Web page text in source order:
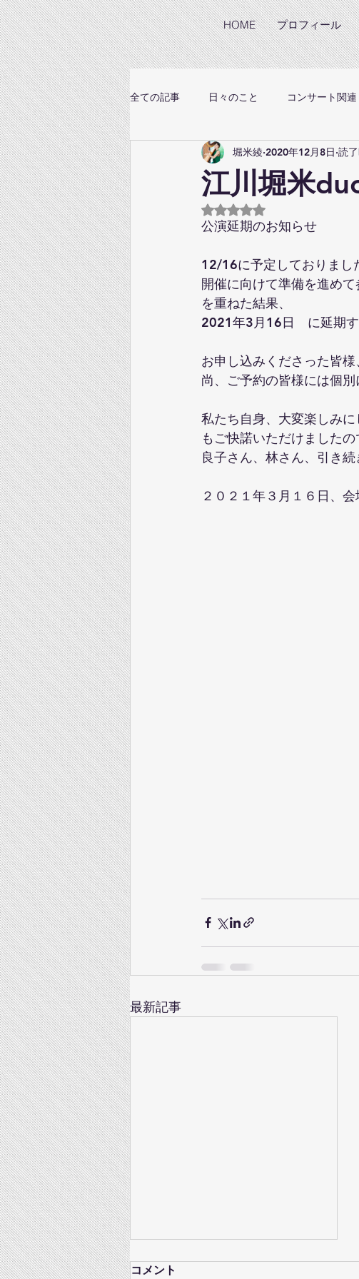
HOME プロフィール
全ての記事 日々のこと コンサート関連
江川堀米
堀米綾 2020年12月8日 読
5つ星のうちNaNと評価され
公演延期のお知らせ
12/16に予定しておりまし
開催に向けて準備を進め
を重ねた結果、
2021年3月16日　に延期
お申し込みくださった皆
尚、ご予約の皆様には個
私たち自身、大変楽しみ
もご快諾いただけました
良子さん、林さん、引き
２０２１年３月１６日、
最新記事
コメント